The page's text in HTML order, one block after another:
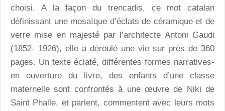
choisi. A la façon du trencadis, ce mot catalan
définissant une mosaïque d’éclats de céramique et de
verre mise en majesté par l’architecte Antoni Gaudi
(1852- 1926), elle a déroulé une vie sur près de 360
pages. Un texte éclaté, différentes formes narratives-
en ouverture du livre, des enfants d’une classe
maternelle sont confrontés à une œuvre de Niki de
Saint Phalle, et parlent, commentent avec leurs mots